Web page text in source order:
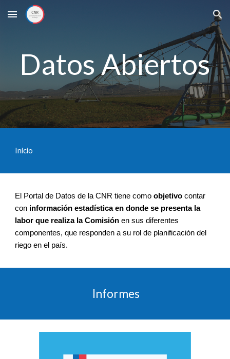
Skip to main content Skip to navigation
Datos Abiertos
Inicio
El Portal de Datos de la CNR tiene como objetivo contar
con información estadística en donde se presenta la
labor que realiza la Comisión en sus diferentes
componentes, que responden a su rol de planificación del
riego en el país.
Informes